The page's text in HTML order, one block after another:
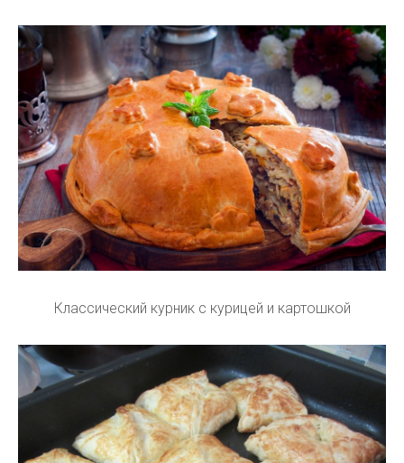
Классический курник с курицей и картошкой